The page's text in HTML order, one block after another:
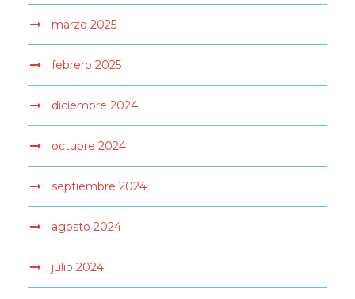
marzo 2025
febrero 2025
diciembre 2024
octubre 2024
septiembre 2024
agosto 2024
julio 2024